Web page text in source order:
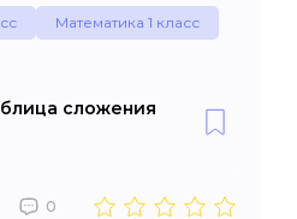
Математика 1 класс
сложения
0